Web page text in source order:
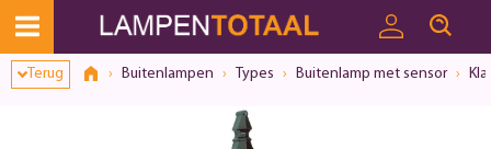
Terug Buitenlampen Types Buitenlamp met sensor